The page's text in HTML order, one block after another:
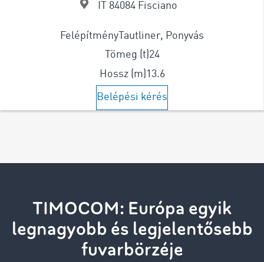
IT 84084 Fisciano
Felépítmény Tautliner, Ponyvás
Tömeg (t)24
Hossz (m) 13.6
Belépési kérés
TIMOCOM: Európa egyik
legnagyobb és legjelentősebb
fuvarbörzéje